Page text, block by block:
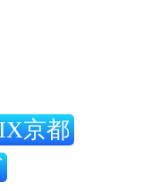
京都